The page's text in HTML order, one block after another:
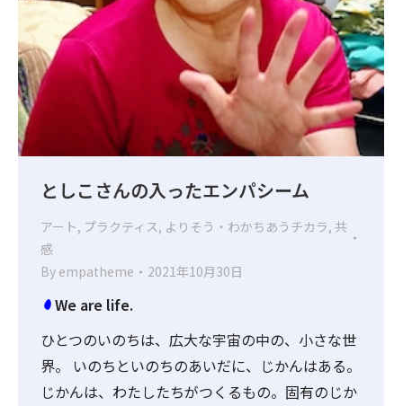
としこさんの入ったエンパシーム
アート, プラクティス, よりそう・わかちあうチカラ, 共
感
By empatheme 2021年10月30日
We are life.
ひとつのいのちは、広大な宇宙の中の、小さな世
界。 いのちといのちのあいだに、じかんはある。
じかんは、わたしたちがつくるもの。固有のじか